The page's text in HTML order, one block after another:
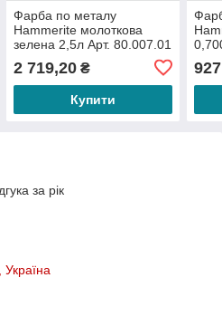
Фарба по металу
Hammerite молоткова
зелена 2,5л Арт. 80.007.01
2 719,20₴
Купити
за рік
Україна